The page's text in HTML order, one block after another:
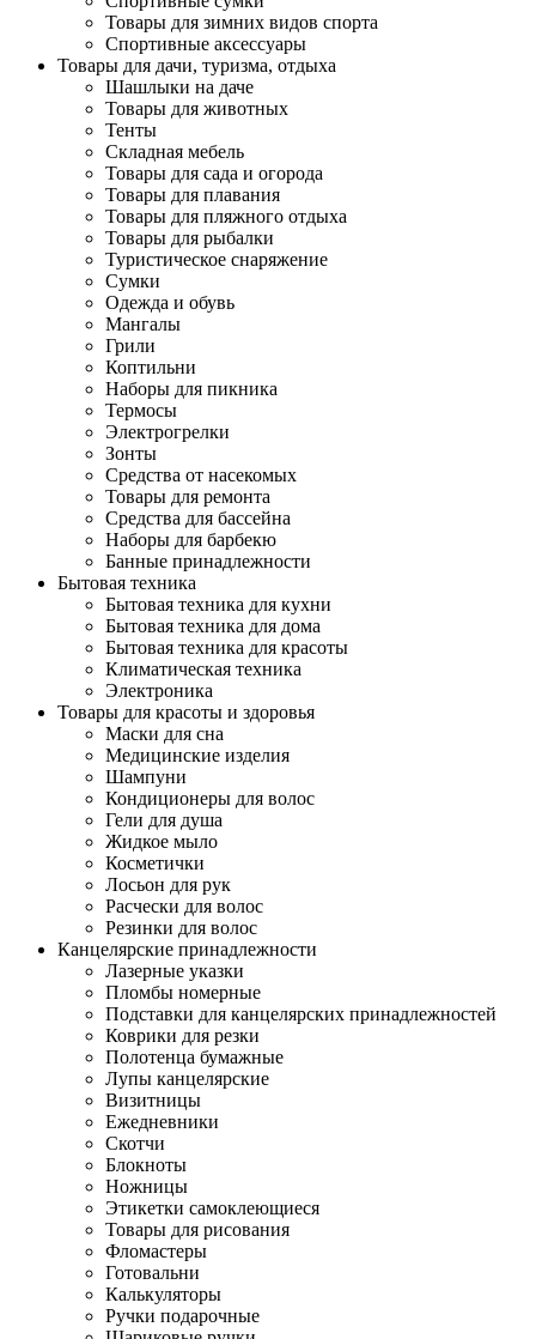
Товары для зимних видов спорта
Спортивные аксессуары
Товары для дачи, туризма, отдыха
Шашлыки на даче
Товары для животных
Тенты
Складная мебель
Товары для сада и огорода
Товары для плавания
Товары для пляжного отдыха
Товары для рыбалки
Туристическое снаряжение
Сумки
Одежда и обувь
Мангалы
Грили
Коптильни
Наборы для пикника
Термосы
Электрогрелки
Зонты
Средства от насекомых
Товары для ремонта
Средства для бассейна
Наборы для барбекю
Банные принадлежности
Бытовая техника
Бытовая техника для кухни
Бытовая техника для дома
Бытовая техника для красоты
Климатическая техника
Электроника
Товары для красоты и здоровья
Маски для сна
Медицинские изделия
Шампуни
Кондиционеры для волос
Гели для душа
Жидкое мыло
Косметички
Лосьон для рук
Расчески для волос
Резинки для волос
Канцелярские принадлежности
Лазерные указки
Пломбы номерные
Подставки для канцелярских принадлежностей
Коврики для резки
Полотенца бумажные
Лупы канцелярские
Визитницы
Ежедневники
Скотчи
Блокноты
Ножницы
Этикетки самоклеющиеся
Товары для рисования
Фломастеры
Готовальни
Калькуляторы
Ручки подарочные